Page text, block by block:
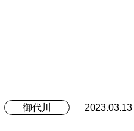
御代川 2023.03.13